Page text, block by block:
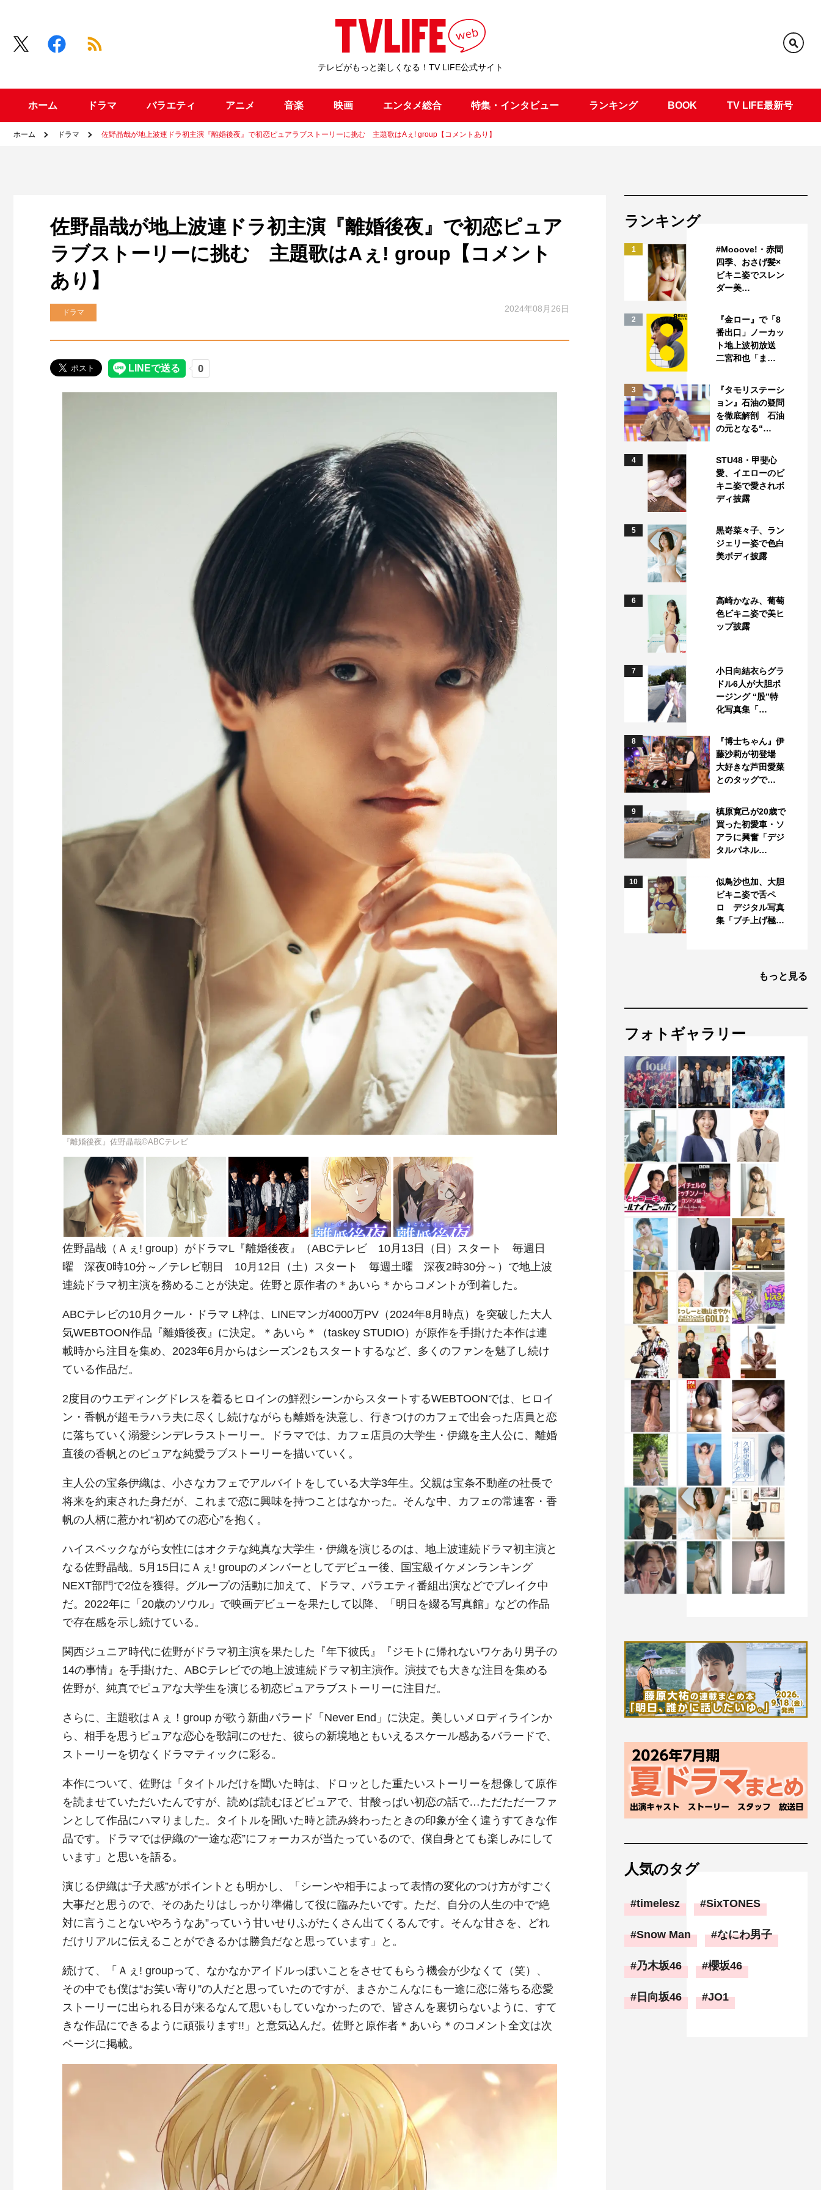
テレビがもっと楽しくなる！TV LIFE公式サイト
ホーム ドラマ バラエティ アニメ 音楽 映画 エンタメ総合 特集・インタビュー ランキング BOOK TV LIFE最新号
ホーム ドラマ 佐野晶哉が地上波連ドラ初主演『離婚後夜』で初恋ピュアラブストーリーに挑む 主題歌はAぇ! group【コメントあり】
佐野晶哉が地上波連ドラ初主演『離婚後夜』で初恋ピュア
ラブストーリーに挑む 主題歌はAぇ! group【コメント
あり】
ドラマ 2024年08月26日
『離婚後夜』佐野晶哉©ABCテレビ
佐野晶哉（Ａぇ! group）がドラマL『離婚後夜』（ABCテレビ 10月13日（日）スタート 毎週日
曜 深夜0時10分～／テレビ朝日 10月12日（土）スタート 毎週土曜 深夜2時30分～）で地上波
連続ドラマ初主演を務めることが決定。佐野と原作者の＊あいら＊からコメントが到着した。
ABCテレビの10月クール・ドラマ L枠は、LINEマンガ4000万PV（2024年8月時点）を突破した大人
気WEBTOON作品『離婚後夜』に決定。＊あいら＊（taskey STUDIO）が原作を手掛けた本作は連
載時から注目を集め、2023年6月からはシーズン2もスタートするなど、多くのファンを魅了し続け
ている作品だ。
2度目のウエディングドレスを着るヒロインの鮮烈シーンからスタートするWEBTOONでは、ヒロイ
ン・香帆が超モラハラ夫に尽くし続けながらも離婚を決意し、行きつけのカフェで出会った店員と恋
に落ちていく溺愛シンデレラストーリー。ドラマでは、カフェ店員の大学生・伊織を主人公に、離婚
直後の香帆とのピュアな純愛ラブストーリーを描いていく。
主人公の宝条伊織は、小さなカフェでアルバイトをしている大学3年生。父親は宝条不動産の社長で
将来を約束された身だが、これまで恋に興味を持つことはなかった。そんな中、カフェの常連客・香
帆の人柄に惹かれ“初めての恋心”を抱く。
ハイスペックながら女性にはオクテな純真な大学生・伊織を演じるのは、地上波連続ドラマ初主演と
なる佐野晶哉。5月15日にＡぇ! groupのメンバーとしてデビュー後、国宝級イケメンランキング
NEXT部門で2位を獲得。グループの活動に加えて、ドラマ、バラエティ番組出演などでブレイク中
だ。2022年に「20歳のソウル」で映画デビューを果たして以降、「明日を綴る写真館」などの作品
で存在感を示し続けている。
関西ジュニア時代に佐野がドラマ初主演を果たした『年下彼氏』『ジモトに帰れないワケあり男子の
14の事情』を手掛けた、ABCテレビでの地上波連続ドラマ初主演作。演技でも大きな注目を集める
佐野が、純真でピュアな大学生を演じる初恋ピュアラブストーリーに注目だ。
さらに、主題歌はＡぇ！group が歌う新曲バラード「Never End」に決定。美しいメロディラインか
ら、相手を思うピュアな恋心を歌詞にのせた、彼らの新境地ともいえるスケール感あるバラードで、
ストーリーを切なくドラマティックに彩る。
本作について、佐野は「タイトルだけを聞いた時は、ドロッとした重たいストーリーを想像して原作
を読ませていただいたんですが、読めば読むほどピュアで、甘酸っぱい初恋の話で…ただただ一ファ
ンとして作品にハマりました。タイトルを聞いた時と読み終わったときの印象が全く違うすてきな作
品です。ドラマでは伊織の“一途な恋”にフォーカスが当たっているので、僕自身とても楽しみにして
います」と思いを語る。
演じる伊織は“子犬感”がポイントとも明かし、「シーンや相手によって表情の変化のつけ方がすごく
大事だと思うので、そのあたりはしっかり準備して役に臨みたいです。ただ、自分の人生の中で“絶
対に言うことないやろうなあ”っていう甘いせりふがたくさん出てくるんです。そんな甘さを、どれ
だけリアルに伝えることができるかは勝負だなと思っています」と。
続けて、「Ａぇ! groupって、なかなかアイドルっぽいことをさせてもらう機会が少なくて（笑）、
その中でも僕は“お笑い寄り”の人だと思っていたのですが、まさかこんなにも一途に恋に落ちる恋愛
ストーリーに出られる日が来るなんて思いもしていなかったので、皆さんを裏切らないように、すて
きな作品にできるように頑張ります!!」と意気込んだ。佐野と原作者＊あいら＊のコメント全文は次
ページに掲載。
ランキング
1
#Mooove!・赤間
四季、おさげ髪×
ビキニ姿でスレン
ダー美…
2
『金ロー』で「8
番出口」ノーカッ
ト地上波初放送
二宮和也「ま…
3
『タモリステーシ
ョン』石油の疑問
を徹底解剖 石油
の元となる“…
4
STU48・甲斐心
愛、イエローのビ
キニ姿で愛されボ
ディ披露
5
黒嵜菜々子、ラン
ジェリー姿で色白
美ボディ披露
6
高崎かなみ、葡萄
色ビキニ姿で美ヒ
ップ披露
7
小日向結衣らグラ
ドル6人が大胆ポ
ージング “股”特
化写真集「…
8
『博士ちゃん』伊
藤沙莉が初登場
大好きな芦田愛菜
とのタッグで…
9
槙原寛己が20歳で
買った初愛車・ソ
アラに興奮「デジ
タルパネル…
10
似鳥沙也加、大胆
ビキニ姿で舌ペ
ロ デジタル写真
集「ブチ上げ極…
もっと見る
フォトギャラリー
人気のタグ
timelesz SixTONES
Snow Man なにわ男子
乃木坂46 櫻坂46
日向坂46 JO1